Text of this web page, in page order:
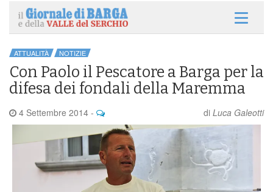
ATTUALITÀ NOTIZIE
Con Paolo il Pescatore a Barga per la
difesa dei fondali della Maremma
4 Settembre 2014 - di Luca Galeotti